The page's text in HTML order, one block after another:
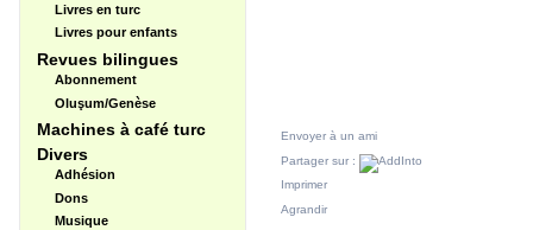
Livres en turc
Livres pour enfants
Revues bilingues
Abonnement
Oluşum/Genèse
Machines à café turc
Divers
Adhésion
Dons
Musique
Envoyer à un ami
Partager sur :
Imprimer
Agrandir